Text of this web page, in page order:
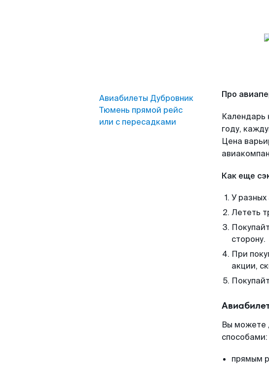
Авиабилеты Дубровник
Тюмень прямой рейс
или с пересадками
Про
Календарь
году,
Цена
Как еще
У разных
Лететь
сторону.
При
акции,
Вы можете
способами:
прямым